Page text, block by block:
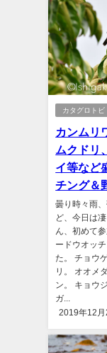
カタグロトビ
カンムリ
ムクドリ
イ等など
チング＆
曇り時々雨
ど、今日は
ん、初めて
ードウオッ
た。 チョウ
リ。 オオメ
ン。 キョウ
ガ...
2019年12月